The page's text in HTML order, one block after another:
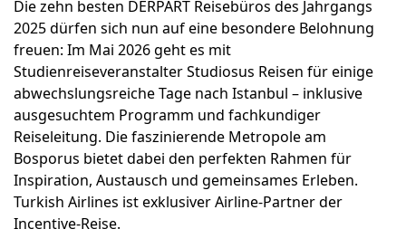
Die zehn besten DERPART Reisebüros des Jahrgangs
2025 dürfen sich nun auf eine besondere Belohnung
freuen: Im Mai 2026 geht es mit
Studienreiseveranstalter Studiosus Reisen für einige
abwechslungsreiche Tage nach Istanbul – inklusive
ausgesuchtem Programm und fachkundiger
Reiseleitung. Die faszinierende Metropole am
Bosporus bietet dabei den perfekten Rahmen für
Inspiration, Austausch und gemeinsames Erleben.
Turkish Airlines ist exklusiver Airline-Partner der
Incentive-Reise.